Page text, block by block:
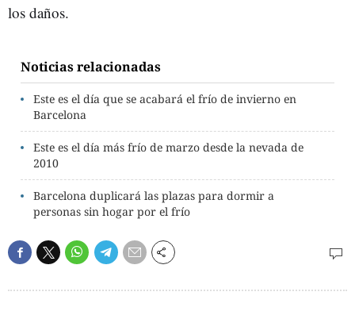
los daños.
Noticias relacionadas
Este es el día que se acabará el frío de invierno en
Barcelona
Este es el día más frío de marzo desde la nevada de
2010
Barcelona duplicará las plazas para dormir a
personas sin hogar por el frío